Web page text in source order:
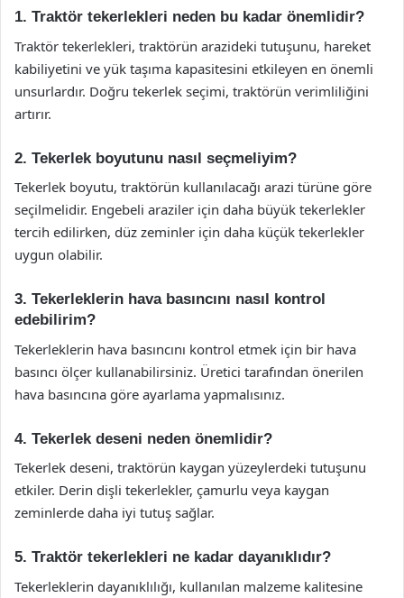
1. Traktör tekerlekleri neden bu kadar önemlidir?
Traktör tekerlekleri, traktörün arazideki tutuşunu, hareket
kabiliyetini ve yük taşıma kapasitesini etkileyen en önemli
unsurlardır. Doğru tekerlek seçimi, traktörün verimliliğini
artırır.
2. Tekerlek boyutunu nasıl seçmeliyim?
Tekerlek boyutu, traktörün kullanılacağı arazi türüne göre
seçilmelidir. Engebeli araziler için daha büyük tekerlekler
tercih edilirken, düz zeminler için daha küçük tekerlekler
uygun olabilir.
3. Tekerleklerin hava basıncını nasıl kontrol
edebilirim?
Tekerleklerin hava basıncını kontrol etmek için bir hava
basıncı ölçer kullanabilirsiniz. Üretici tarafından önerilen
hava basıncına göre ayarlama yapmalısınız.
4. Tekerlek deseni neden önemlidir?
Tekerlek deseni, traktörün kaygan yüzeylerdeki tutuşunu
etkiler. Derin dişli tekerlekler, çamurlu veya kaygan
zeminlerde daha iyi tutuş sağlar.
5. Traktör tekerlekleri ne kadar dayanıklıdır?
Tekerleklerin dayanıklılığı, kullanılan malzeme kalitesine